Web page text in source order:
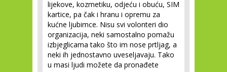
lijekove, kozmetiku, odjeću i obuću, SIM
kartice, pa čak i hranu i opremu za
kućne ljubimce. Nisu svi volonteri dio
organizacija, neki samostalno pomažu
izbjeglicama tako što im nose prtljag, a
neki ih jednostavno uveseljavaju. Tako
u masi ljudi možete da pronađete